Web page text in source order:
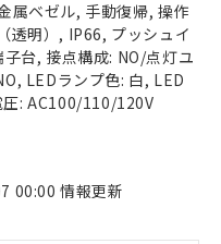
属ベゼル, 手動復帰, 操作
透明）, IP66, プッシュイ
台, 接点構成: NO/点灯ユ
LEDランプ色: 白, LED
圧: AC100/110/120V
00:00 情報更新